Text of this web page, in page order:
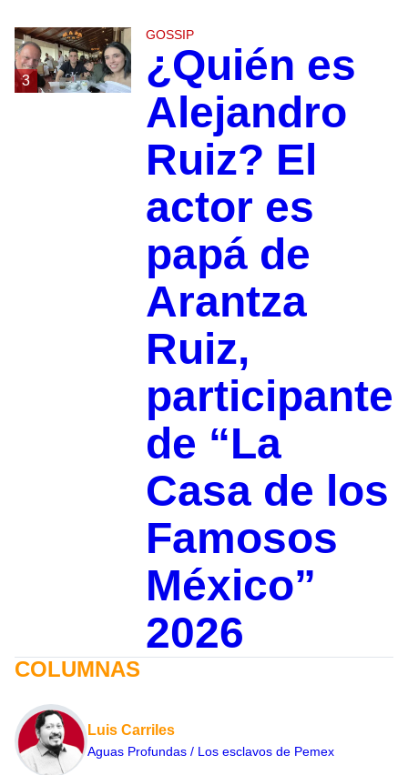
3
GOSSIP
¿Quién es
Alejandro
Ruiz? El
actor es
papá de
Arantza
Ruiz,
participante
de “La
Casa de los
Famosos
México”
2026
COLUMNAS
Luis Carriles
Aguas Profundas / Los esclavos de Pemex